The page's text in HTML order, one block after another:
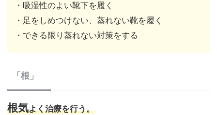
・吸湿性のよい靴下を履く
・足をしめつけない、蒸れない靴を履く
・できる限り蒸れない対策をする
「根」
根気よく治療を行う。